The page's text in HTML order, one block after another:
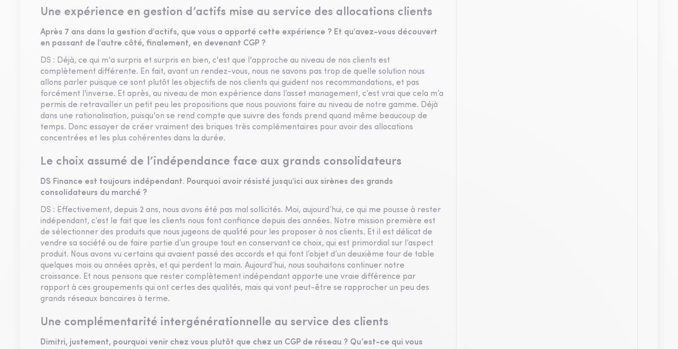
Une expérience en gestion d’actifs mise au service des allocations clients
Après 7 ans dans la gestion d'actifs, que vous a apporté cette expérience ? Et qu'avez-vous découvert
en passant de l'autre côté, finalement, en devenant CGP ?
DS : Déjà, ce qui m'a surpris et surpris en bien, c'est que l'approche au niveau de nos clients est
complètement différente. En fait, avant un rendez-vous, nous ne savons pas trop de quelle solution nous
allons parler puisque ce sont plutôt les objectifs de nos clients qui guident nos recommandations, et pas
forcément l'inverse. Et après, au niveau de mon expérience dans l’asset management, c’est vrai que cela m’a
permis de retravailler un petit peu les propositions que nous pouvions faire au niveau de notre gamme. Déjà
dans une rationalisation, puisqu'on se rend compte que suivre des fonds prend quand même beaucoup de
temps. Donc essayer de créer vraiment des briques très complémentaires pour avoir des allocations
concentrées et les plus cohérentes dans la durée.
Le choix assumé de l’indépendance face aux grands consolidateurs
DS Finance est toujours indépendant. Pourquoi avoir résisté jusqu'ici aux sirènes des grands
consolidateurs du marché ?
DS : Effectivement, depuis 2 ans, nous avons été pas mal sollicités. Moi, aujourd’hui, ce qui me pousse à rester
indépendant, c’est le fait que les clients nous font confiance depuis des années. Notre mission première est
de sélectionner des produits que nous jugeons de qualité pour les proposer à nos clients. Et il est délicat de
vendre sa société ou de faire partie d’un groupe tout en conservant ce choix, qui est primordial sur l’aspect
produit. Nous avons vu certains qui avaient passé des accords et qui font l’objet d’un deuxième tour de table
quelques mois ou années après, et qui perdent la main. Aujourd’hui, nous souhaitons continuer notre
croissance. Et nous pensons que rester complètement indépendant apporte une vraie différence par
rapport à ces groupements qui ont certes des qualités, mais qui vont peut-être se rapprocher un peu des
grands réseaux bancaires à terme.
Une complémentarité intergénérationnelle au service des clients
Dimitri, justement, pourquoi venir chez vous plutôt que chez un CGP de réseau ? Qu’est-ce qui vous